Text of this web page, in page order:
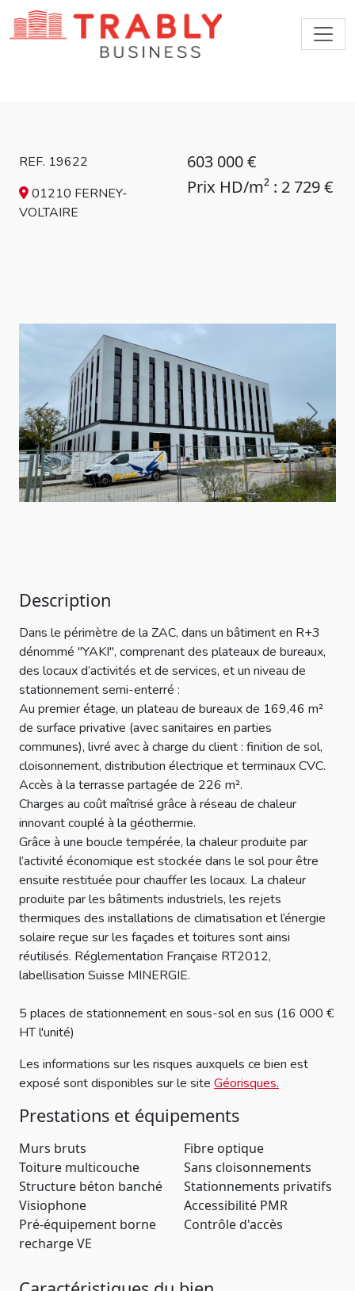
REF. 19622
01210 FERNEY-
VOLTAIRE
603 000 €
Prix HD/m² : 2 729 €
Previous Next
Description
Dans le périmètre de la ZAC, dans un bâtiment en R+3
dénommé "YAKI", comprenant des plateaux de bureaux,
des locaux d’activités et de services, et un niveau de
stationnement semi-enterré :
Au premier étage, un plateau de bureaux de 169,46 m²
de surface privative (avec sanitaires en parties
communes), livré avec à charge du client : finition de sol,
cloisonnement, distribution électrique et terminaux CVC.
Accès à la terrasse partagée de 226 m².
Charges au coût maîtrisé grâce à réseau de chaleur
innovant couplé à la géothermie.
Grâce à une boucle tempérée, la chaleur produite par
l’activité économique est stockée dans le sol pour être
ensuite restituée pour chauffer les locaux. La chaleur
produite par les bâtiments industriels, les rejets
thermiques des installations de climatisation et l’énergie
solaire reçue sur les façades et toitures sont ainsi
réutilisés. Réglementation Française RT2012,
labellisation Suisse MINERGIE.
5 places de stationnement en sous-sol en sus (16 000 €
HT l'unité)
Les informations sur les risques auxquels ce bien est
exposé sont disponibles sur le site Géorisques.
Prestations et équipements
Murs bruts
Toiture multicouche
Structure béton banché
Visiophone
Pré-équipement borne
recharge VE
Fibre optique
Sans cloisonnements
Stationnements privatifs
Accessibilité PMR
Contrôle d'accès